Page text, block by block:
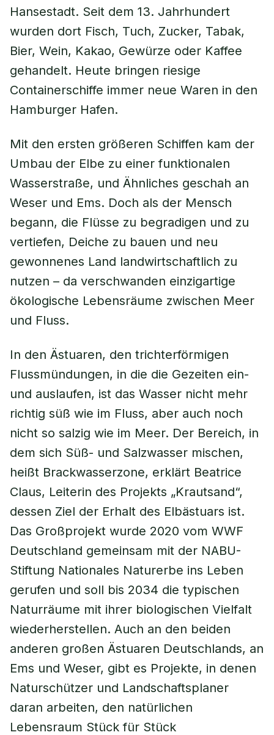
Hansestadt. Seit dem 13. Jahrhundert
wurden dort Fisch, Tuch, Zucker, Tabak,
Bier, Wein, Kakao, Gewürze oder Kaffee
gehandelt. Heute bringen riesige
Containerschiffe immer neue Waren in den
Hamburger Hafen.
Mit den ersten größeren Schiffen kam der
Umbau der Elbe zu einer funktionalen
Wasserstraße, und Ähnliches geschah an
Weser und Ems. Doch als der Mensch
begann, die Flüsse zu begradigen und zu
vertiefen, Deiche zu bauen und neu
gewonnenes Land landwirtschaftlich zu
nutzen – da verschwanden einzigartige
ökologische Lebensräume zwischen Meer
und Fluss.
In den Ästuaren, den trichterförmigen
Flussmündungen, in die die Gezeiten ein-
und auslaufen, ist das Wasser nicht mehr
richtig süß wie im Fluss, aber auch noch
nicht so salzig wie im Meer. Der Bereich, in
dem sich Süß- und Salzwasser mischen,
heißt Brackwasserzone, erklärt Beatrice
Claus, Leiterin des Projekts „Krautsand“,
dessen Ziel der Erhalt des Elbästuars ist.
Das Großprojekt wurde 2020 vom WWF
Deutschland gemeinsam mit der NABU-
Stiftung Nationales Naturerbe ins Leben
gerufen und soll bis 2034 die typischen
Naturräume mit ihrer biologischen Vielfalt
wiederherstellen. Auch an den beiden
anderen großen Ästuaren Deutschlands, an
Ems und Weser, gibt es Projekte, in denen
Naturschützer und Landschaftsplaner
daran arbeiten, den natürlichen
Lebensraum Stück für Stück